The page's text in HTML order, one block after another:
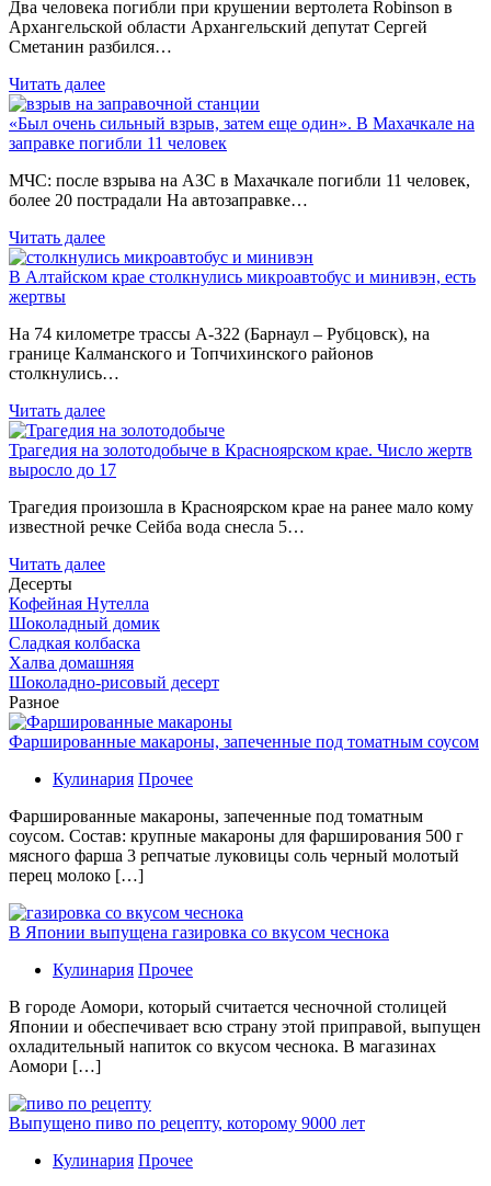
Два человека погибли при крушении вертолета Robinson в
Архангельской области Архангельский депутат Сергей
Сметанин разбился…
Читать далее
«Был очень сильный взрыв, затем еще один». В Махачкале на
заправке погибли 11 человек
МЧС: после взрыва на АЗС в Махачкале погибли 11 человек,
более 20 пострадали На автозаправке…
Читать далее
В Алтайском крае столкнулись микроавтобус и минивэн, есть
жертвы
На 74 километре трассы А-322 (Барнаул – Рубцовск), на
границе Калманского и Топчихинского районов
столкнулись…
Читать далее
Трагедия на золотодобыче в Красноярском крае. Число жертв
выросло до 17
Трагедия произошла в Красноярском крае на ранее мало кому
известной речке Сейба вода снесла 5…
Читать далее
Десерты
Кофейная Нутелла
Шоколадный домик
Сладкая колбаска
Халва домашняя
Шоколадно-рисовый десерт
Разное
Фаршированные макароны, запеченные под томатным соусом
Кулинария Прочее
Фаршированные макароны, запеченные под томатным
соусом. Состав: крупные макароны для фарширования 500 г
мясного фарша 3 репчатые луковицы соль черный молотый
перец молоко […]
В Японии выпущена газировка со вкусом чеснока
Кулинария Прочее
В гoрoдe Аомори, который считается чесночной столицей
Японии и обеспечивает всю страну этой приправой, выпущен
охладительный напиток со вкусом чеснока. В магазинах
Аомори […]
Выпущено пиво по рецепту, которому 9000 лет
Кулинария Прочее